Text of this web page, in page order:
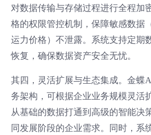
对数据传输与存储过程进行全程加
格的权限管控机制，保障敏感数据
运力价格）不泄露。系统支持定期
恢复，确保数据资产安全无忧。
其四，灵活扩展与生态集成。金蝶
务架构，可根据企业业务规模灵活
从基础的数据打通到高级的智能决
同发展阶段的企业需求。同时，系